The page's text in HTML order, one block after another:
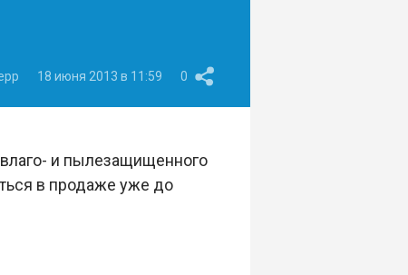
18 июня 2013 в 11:59 0
и пылезащищенного
в продаже уже до